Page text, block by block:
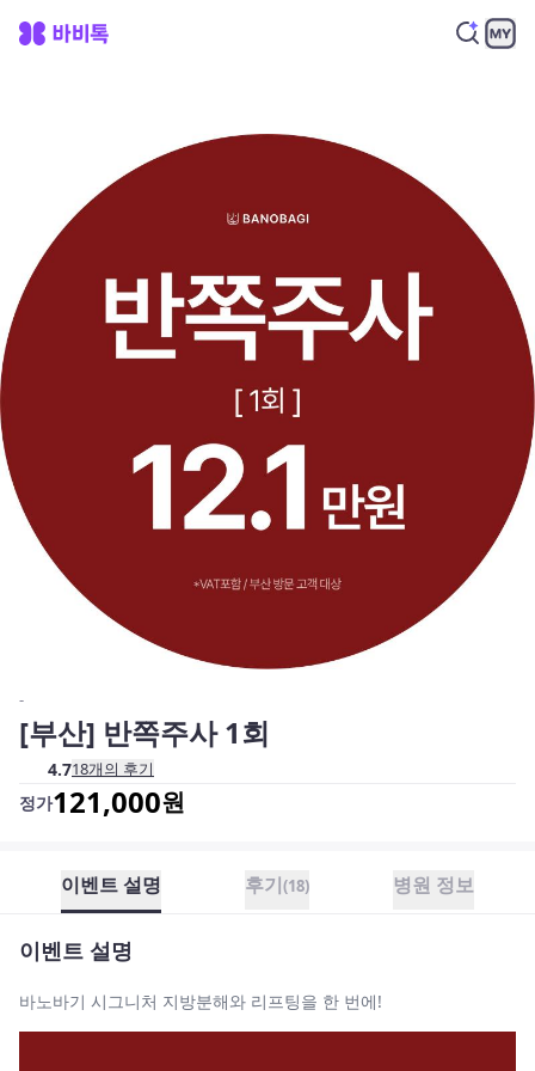
-
[부산] 반쪽주사 1회
4.718개의 후기
정가121,000원
이벤트 설명 후기(18) 병원 정보
이벤트 설명
바노바기 시그니처 지방분해와 리프팅을 한 번에!